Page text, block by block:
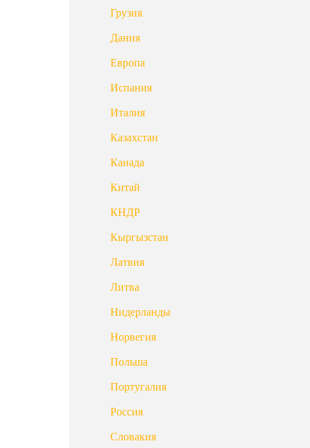
Грузия
Дания
Европа
Испания
Италия
Казахстан
Канада
Китай
КНДР
Кыргызстан
Латвия
Литва
Нидерланды
Норвегия
Польша
Португалия
Россия
Словакия